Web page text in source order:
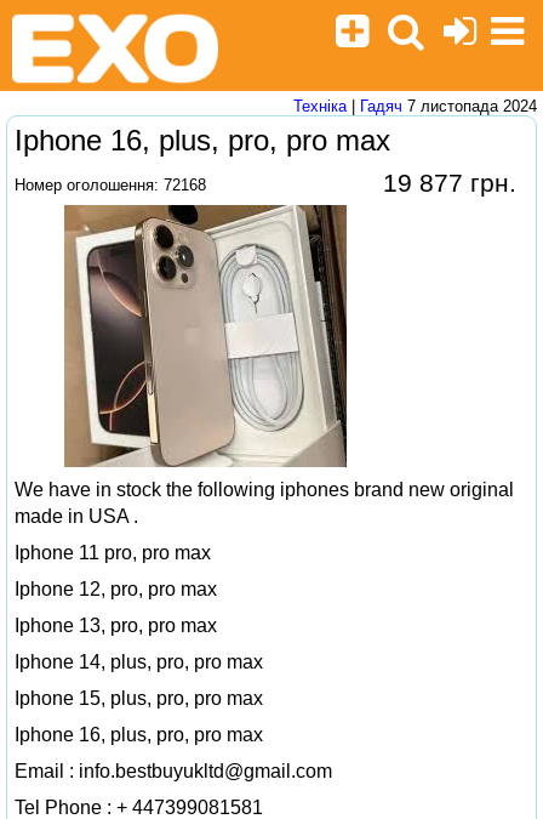
Техніка| Гадяч 7 листопада 2024
Iphone 16, plus, pro, pro max
Номер оголошення: 72168 19 877 грн.
We have in stock the following iphones brand new original
made in USA .
Iphone 11 pro, pro max
Iphone 12, pro, pro max
Iphone 13, pro, pro max
Iphone 14, plus, pro, pro max
Iphone 15, plus, pro, pro max
Iphone 16, plus, pro, pro max
Email : info.bestbuyukltd@gmail.com
Tel Phone : + 447399081581